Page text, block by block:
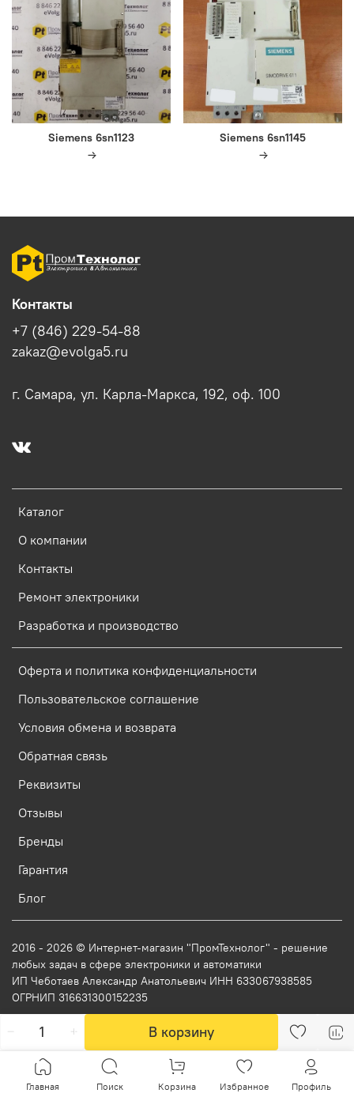
В корзину
Siemens 6sn1123 Siemens 6sn1145
Каталог
О компании
Контакты
Ремонт электроники
Разработка и производство
Оферта и политика конфиденциальности
Пользовательское соглашение
Условия обмена и возврата
Обратная связь
Реквизиты
Отзывы
Бренды
Гарантия
Блог
Контакты
+7 (846) 229-54-88
zakaz@evolga5.ru
г. Самара, ул. Карла-Маркса, 192, оф. 100
2016 - 2026 © Интернет-магазин "ПромТехнолог" - решение
любых задач в сфере электроники и автоматики
ИП Чеботаев Александр Анатольевич ИНН 633067938585
ОГРНИП 316631300152235
Главная Поиск Корзина Избранное Профиль